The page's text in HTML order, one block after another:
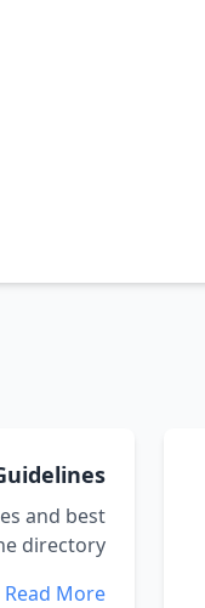
and best
directory.
Read More →